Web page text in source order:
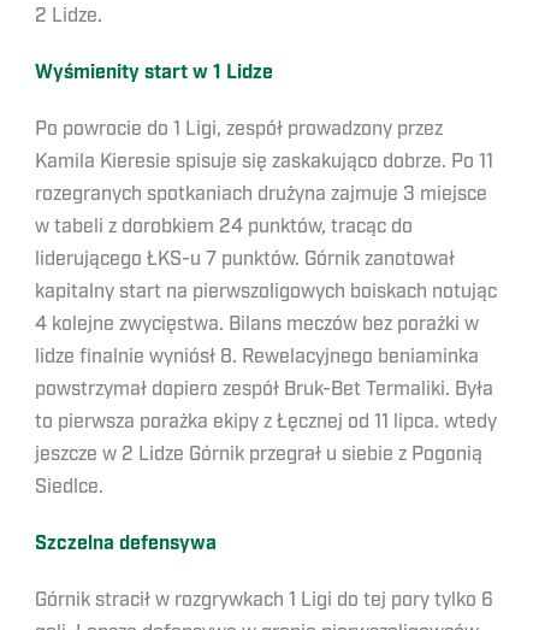
2 Lidze.
Wyśmienity start w 1 Lidze
Po powrocie do 1 Ligi, zespół prowadzony przez
Kamila Kieresie spisuje się zaskakująco dobrze. Po 11
rozegranych spotkaniach drużyna zajmuje 3 miejsce
w tabeli z dorobkiem 24 punktów, tracąc do
liderującego ŁKS-u 7 punktów. Górnik zanotował
kapitalny start na pierwszoligowych boiskach notując
4 kolejne zwycięstwa. Bilans meczów bez porażki w
lidze finalnie wyniósł 8. Rewelacyjnego beniaminka
powstrzymał dopiero zespół Bruk-Bet Termaliki. Była
to pierwsza porażka ekipy z Łęcznej od 11 lipca. wtedy
jeszcze w 2 Lidze Górnik przegrał u siebie z Pogonią
Siedlce.
Szczelna defensywa
Górnik stracił w rozgrywkach 1 Ligi do tej pory tylko 6